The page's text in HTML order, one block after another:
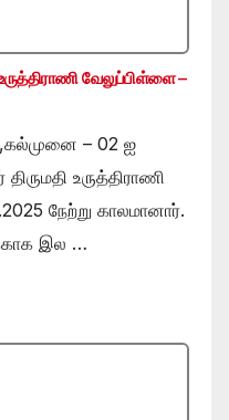
வேலுப்பிள்ளை –
,கல்முனை – 02 ஐ
உருத்திராணி
நேற்று காலமானார்.
இல …